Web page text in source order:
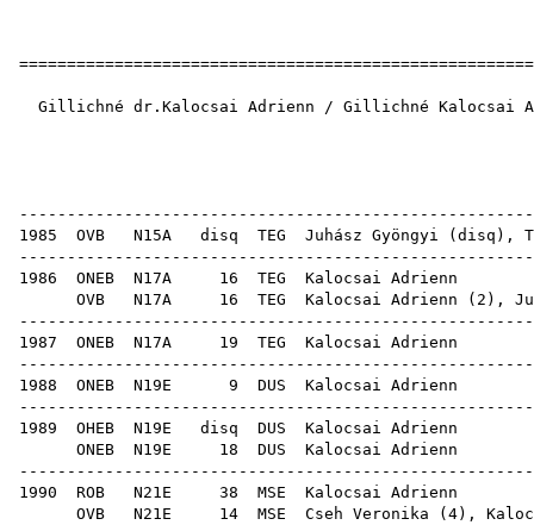
Gillichné dr.Kalocsai Adrienn / Gillichné Kalocsai
1985 OVB N15A disq TEG Juhász Gyöngyi ( disq ),
1986 ONEB N17A 16 TEG
OVB N17A 16 TEG Kalocsai Adrienn ( 2 ),
1987 ONEB N17A 19 TEG
1988 ONEB N19E 9 DUS
1989 OHEB N19E disq DUS
ONEB N19E 18 DUS
1990 ROB N21E 38 MSE
OVB N21E 14 MSE Cseh Veronika ( 4),